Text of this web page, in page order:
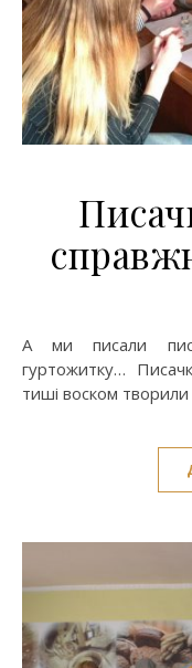
А ми писали писанки… Дружньою родиною у
гуртожитку…
тиші воском творили